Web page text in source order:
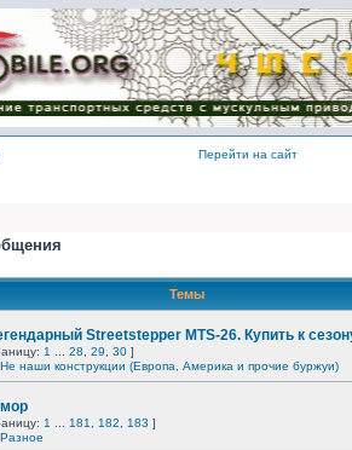
Перейти на сайт
Темы
Streetstepper MTS-26. Купить к
1 28 29 30 ]
Не наши конструкции (Европа, Америка и прочие буржуи)
1 181 182 183 ]
Разное